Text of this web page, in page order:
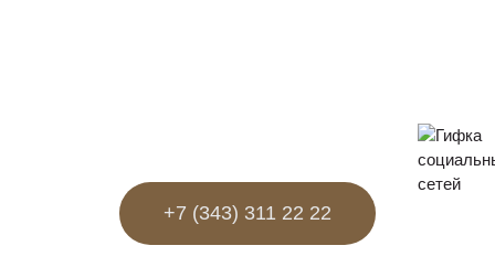
+7 (343) 311 22 22